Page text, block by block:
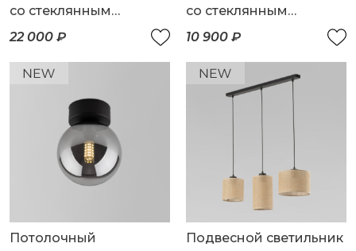
со стеклянным
плафоном
22 000 ₽
со стеклянным
плафоном
10 900 ₽
Потолочный
Подвесной светильник